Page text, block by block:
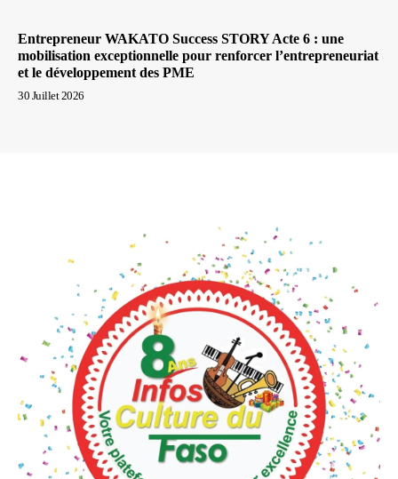
Entrepreneur WAKATO Success STORY Acte 6 : une
mobilisation exceptionnelle pour renforcer l’entrepreneuriat
et le développement des PME
30 Juillet 2026